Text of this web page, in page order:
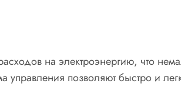
на электроэнергию, что
позволяют быстро и